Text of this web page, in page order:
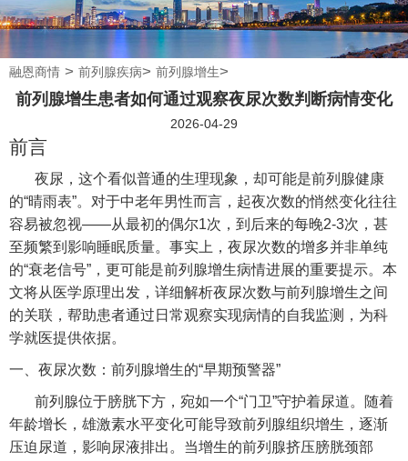
融恩商情 > 前列腺疾病> 前列腺增生>
前列腺增生患者如何通过观察夜尿次数判断病情变化
2026-04-29
前言
夜尿，这个看似普通的生理现象，却可能是前列腺健康
的“晴雨表”。对于中老年男性而言，起夜次数的悄然变化往往
容易被忽视——从最初的偶尔1次，到后来的每晚2-3次，甚
至频繁到影响睡眠质量。事实上，夜尿次数的增多并非单纯
的“衰老信号”，更可能是前列腺增生病情进展的重要提示。本
文将从医学原理出发，详细解析夜尿次数与前列腺增生之间
的关联，帮助患者通过日常观察实现病情的自我监测，为科
学就医提供依据。
一、夜尿次数：前列腺增生的“早期预警器”
前列腺位于膀胱下方，宛如一个“门卫”守护着尿道。随着
年龄增长，雄激素水平变化可能导致前列腺组织增生，逐渐
压迫尿道，影响尿液排出。当增生的前列腺挤压膀胱颈部